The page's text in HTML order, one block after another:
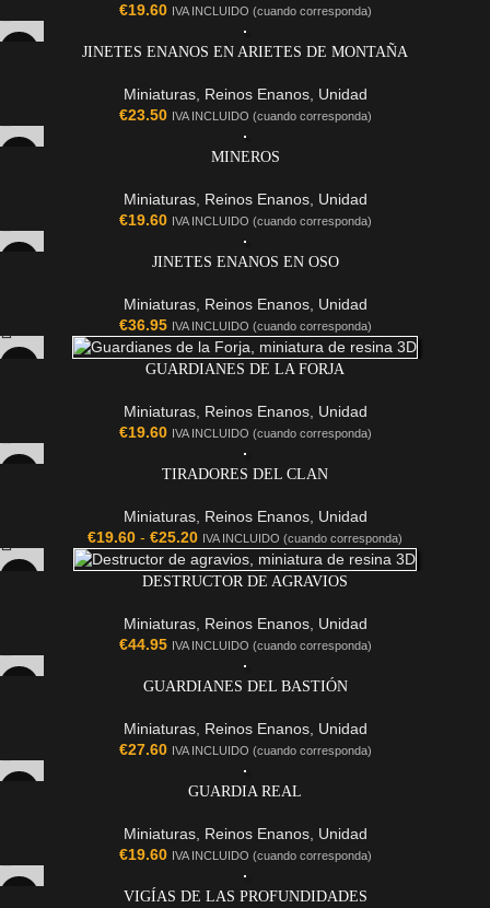
€19.60 IVA INCLUIDO (cuando corresponda)
JINETES ENANOS EN ARIETES DE MONTAÑA
Miniaturas, Reinos Enanos, Unidad
€23.50 IVA INCLUIDO (cuando corresponda)
MINEROS
Miniaturas, Reinos Enanos, Unidad
€19.60 IVA INCLUIDO (cuando corresponda)
JINETES ENANOS EN OSO
Miniaturas, Reinos Enanos, Unidad
€36.95 IVA INCLUIDO (cuando corresponda)
GUARDIANES DE LA FORJA
Miniaturas, Reinos Enanos, Unidad
€19.60 IVA INCLUIDO (cuando corresponda)
TIRADORES DEL CLAN
Miniaturas, Reinos Enanos, Unidad
€19.60 - €25.20 IVA INCLUIDO (cuando corresponda)
DESTRUCTOR DE AGRAVIOS
Miniaturas, Reinos Enanos, Unidad
€44.95 IVA INCLUIDO (cuando corresponda)
GUARDIANES DEL BASTIÓN
Miniaturas, Reinos Enanos, Unidad
€27.60 IVA INCLUIDO (cuando corresponda)
GUARDIA REAL
Miniaturas, Reinos Enanos, Unidad
€19.60 IVA INCLUIDO (cuando corresponda)
VIGÍAS DE LAS PROFUNDIDADES